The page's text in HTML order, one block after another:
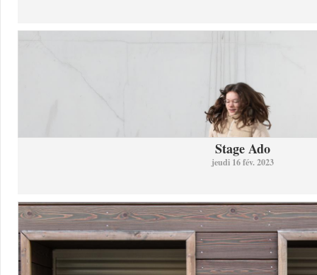
Stage Ado
jeudi 16 fév. 2023